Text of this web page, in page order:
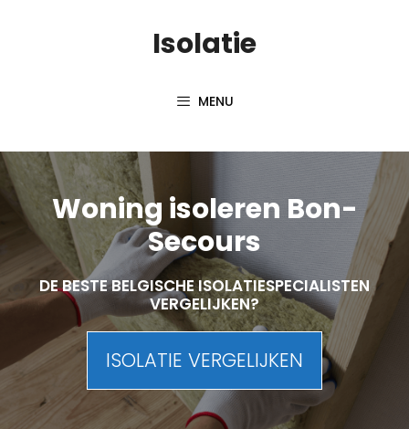
Isolatie
MENU
Woning isoleren Bon-
Secours
DE BESTE BELGISCHE ISOLATIESPECIALISTEN
VERGELIJKEN?
ISOLATIE VERGELIJKEN